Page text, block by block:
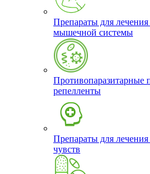
Препараты для
мышечной системы
Противопаразитарные
репелленты
Препараты для
чувств